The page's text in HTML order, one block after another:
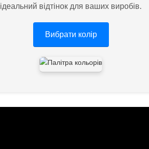
ідеальний відтінок для ваших виробів.
Вибрати колір